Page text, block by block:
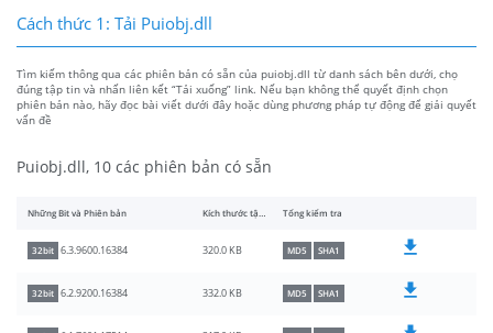
Cách thức 1: Tải Puiobj.dll
Tìm kiếm thông qua các phiên bản có sẵn của puiobj.dll từ danh sách bên dưới, chọ
đúng tập tin và nhấn liên kết “Tải xuống” link. Nếu bạn không thể quyết định chọn
phiên bản nào, hãy đọc bài viết dưới đây hoặc dùng phương pháp tự động để giải quyết
vấn đề
Puiobj.dll, 10 các phiên bản có sẵn
Những Bit và Phiên bản Kích thước tập tin Tổng kiểm tra
32bit 6.3.9600.16384 320.0 KB MD5 SHA1
32bit 6.2.9200.16384 332.0 KB MD5 SHA1